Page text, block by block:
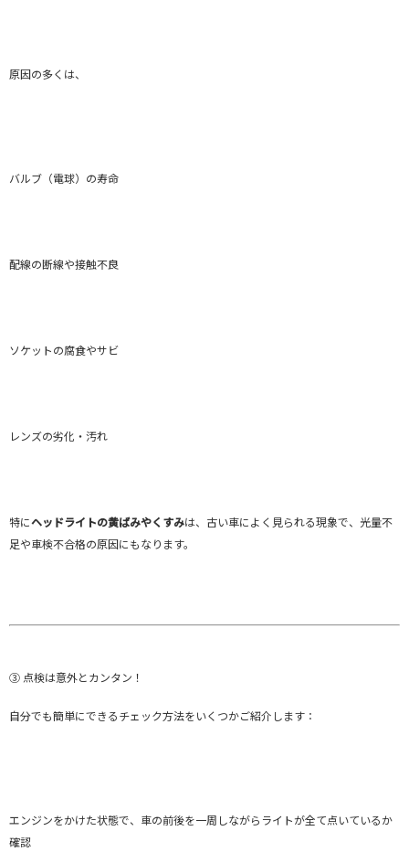
原因の多くは、
バルブ（電球）の寿命
配線の断線や接触不良
ソケットの腐食やサビ
レンズの劣化・汚れ
特にヘッドライトの黄ばみやくすみは、古い車によく見られる現象で、光量不
足や車検不合格の原因にもなります。
③ 点検は意外とカンタン！
自分でも簡単にできるチェック方法をいくつかご紹介します：
エンジンをかけた状態で、車の前後を一周しながらライトが全て点いているか
確認